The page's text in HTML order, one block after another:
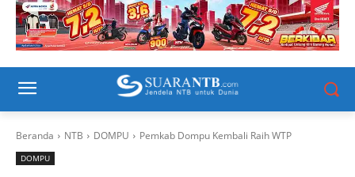
Beranda NTB DOMPU Pemkab Dompu Kembali Raih WTP
DOMPU